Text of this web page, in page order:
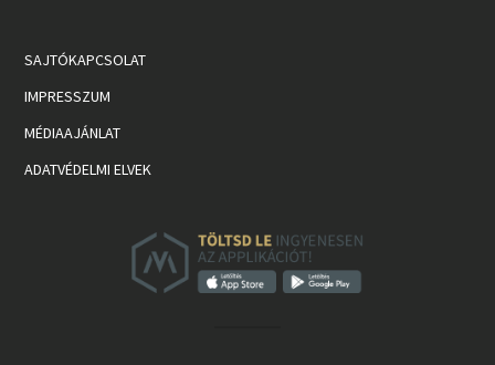
SAJTÓKAPCSOLAT
IMPRESSZUM
MÉDIAAJÁNLAT
ADATVÉDELMI ELVEK